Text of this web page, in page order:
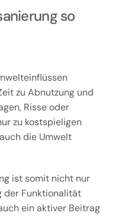
so
zu Abnutzung und
Risse oder
zu kostspieligen
die Umwelt
ist somit nicht nur
der Funktionalität
ein aktiver Beitrag